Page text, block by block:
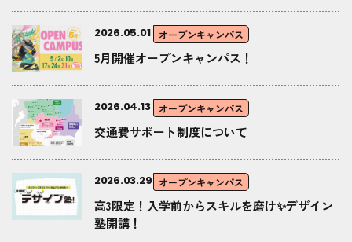
2026.05.01 オープンキャンパス
5月開催オープンキャンパス！
2026.04.13 オープンキャンパス
交通費サポート制度について
2026.03.29 オープンキャンパス
高3限定！入学前からスキルを磨け✨デザイン
塾開講！